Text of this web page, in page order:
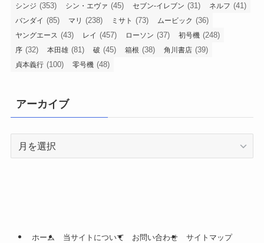
シンジ (353) シン・エヴァ (45) セブン-イレブン (31) ネルフ (41)
バンダイ (85) マリ (238) ミサト (73) ムービック (36)
ヤングエース (43) レイ (457) ローソン (37) 初号機 (248)
序 (32) 本田雄 (81) 破 (45) 箱根 (38) 角川書店 (39)
貞本義行 (100) 零号機 (48)
アーカイブ
ホーム 当サイトについて お問い合わせ サイトマップ